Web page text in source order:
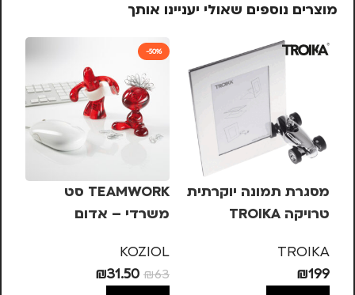
מוצרים נוספים שאולי יעניינו אותך
מסגרת תמונה יוקרתית
טרויקה TROIKA
TROIKA
₪199
-50%
TEAMWORK סט
משרדי – אדום
KOZIOL
₪63
₪31.50